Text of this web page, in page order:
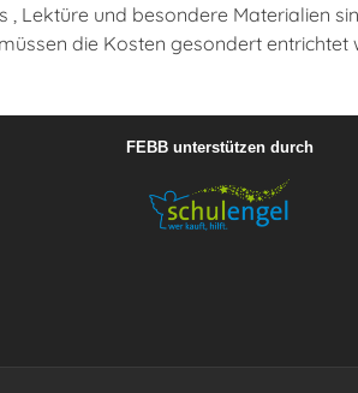
Lektüre und besondere Materialien
die Kosten gesondert entrichtet
FEBB unterstützen durch